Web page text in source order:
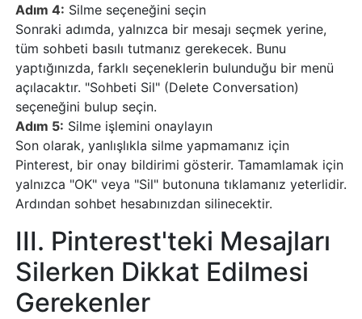
Adım 4: Silme seçeneğini seçin
Sonraki adımda, yalnızca bir mesajı seçmek yerine,
tüm sohbeti basılı tutmanız gerekecek. Bunu
yaptığınızda, farklı seçeneklerin bulunduğu bir menü
açılacaktır. "Sohbeti Sil" (Delete Conversation)
seçeneğini bulup seçin.
Adım 5: Silme işlemini onaylayın
Son olarak, yanlışlıkla silme yapmamanız için
Pinterest, bir onay bildirimi gösterir. Tamamlamak için
yalnızca "OK" veya "Sil" butonuna tıklamanız yeterlidir.
Ardından sohbet hesabınızdan silinecektir.
III. Pinterest'teki Mesajları
Silerken Dikkat Edilmesi
Gerekenler